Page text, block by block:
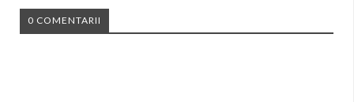
0 COMENTARII